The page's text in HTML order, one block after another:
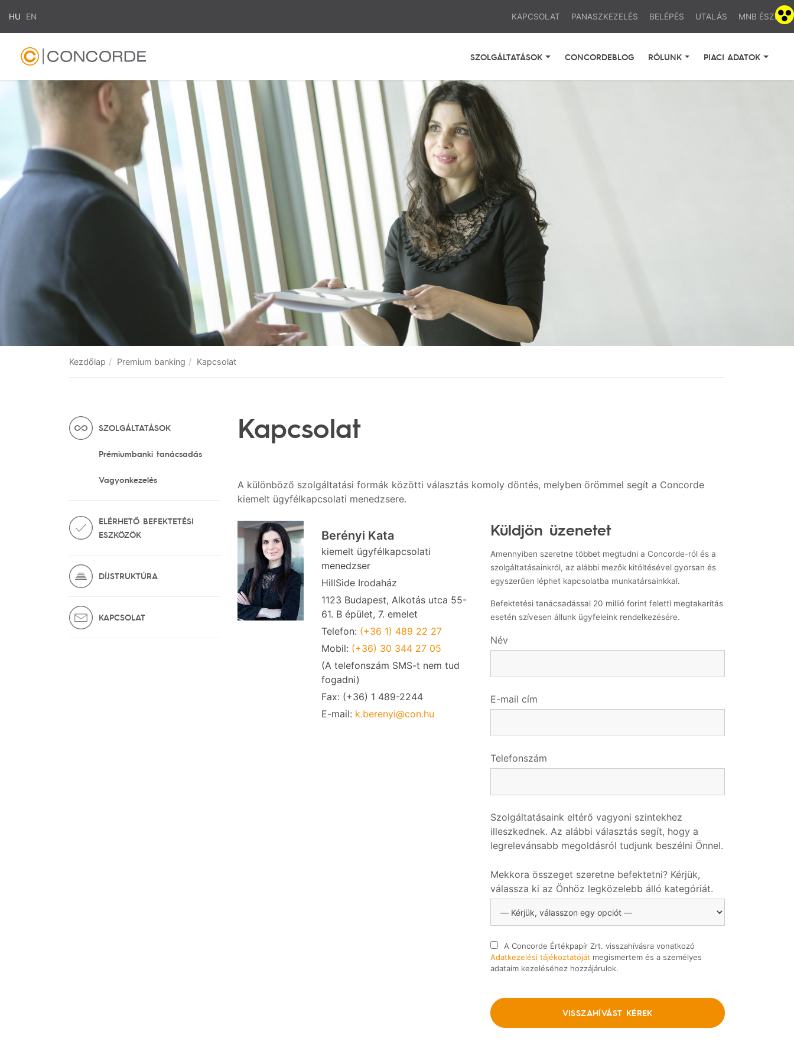
HU EN KAPCSOLAT PANASZKEZELÉS BELÉPÉS UTALÁS MNB ÉSZLA
SZOLGÁLTATÁSOK CONCORDEBLOG RÓLUNK PIACI ADATOK
Kezdőlap Premium banking Kapcsolat
SZOLGÁLTATÁSOK
Prémiumbanki tanácsadás
Vagyonkezelés
ELÉRHETŐ BEFEKTETÉSI
ESZKÖZÖK
DÍJSTRUKTÚRA
KAPCSOLAT
Kapcsolat
A különböző szolgáltatási formák közötti választás komoly döntés, melyben örömmel segít a Concorde
kiemelt ügyfélkapcsolati menedzsere.
Berényi Kata
kiemelt ügyfélkapcsolati
menedzser
HillSide Irodaház
1123 Budapest, Alkotás utca 55-
61. B épület, 7. emelet
Telefon: (+36 1) 489 22 27
Mobil: (+36) 30 344 27 05
(A telefonszám SMS-t nem tud
fogadni)
Fax: (+36) 1 489-2244
E-mail: k.berenyi@con.hu
Küldjön üzenetet
Amennyiben szeretne többet megtudni a Concorde-ról és a
szolgáltatásainkról, az alábbi mezők kitöltésével gyorsan és
egyszerűen léphet kapcsolatba munkatársainkkal.
Befektetési tanácsadással 20 millió forint feletti megtakarítás
esetén szívesen állunk ügyfeleink rendelkezésére.
Név
E-mail cím
Telefonszám
Szolgáltatásaink eltérő vagyoni szintekhez
illeszkednek. Az alábbi választás segít, hogy a
legrelevánsabb megoldásról tudjunk beszélni Önnel.
Mekkora összeget szeretne befektetni? Kérjük,
válassza ki az Önhöz legközelebb álló kategóriát.
A Concorde Értékpapír Zrt. visszahívásra vonatkozó
Adatkezelési tájékoztatóját megismertem és a személyes
adataim kezeléséhez hozzájárulok.